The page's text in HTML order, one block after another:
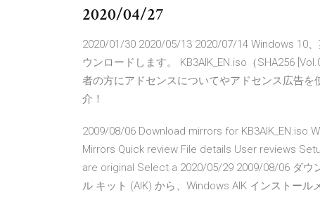
2020/04/27
2020/01/30 2020/05/13 2020/07/14 Windows 10
ウンロードします。 KB3AIK_EN.iso（SHA256
者の方にアドセンスについてやアドセンス広告
介！
2009/08/06 Download mirrors for KB3AIK_EN.iso
Mirrors Quick review File details User reviews
are original Select a 2020/05/29 2009/08/06 ダ
ル キット (AIK) から、Windows AIK インストール